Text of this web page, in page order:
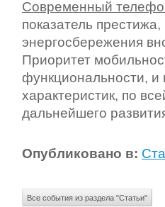
Современный
показатель
энергосбережения
Приоритет
функциональности, и
характеристик, по
дальнейшего
Опубликовано в:
Все события из раздела "Статьи"